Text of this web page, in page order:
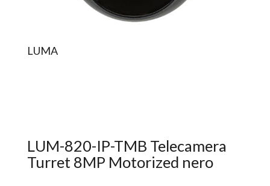
LUMA
LUM-820-IP-TMB Telecamera
Turret 8MP Motorized nero